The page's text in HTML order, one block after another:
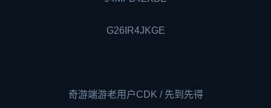
G26IR4JKGE
奇游端游老用户CDK / 先到先得